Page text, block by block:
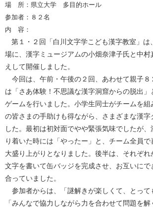
場 所：県立大学 多目的ホール
参加者：８２名
内 容：
第１・２回「白川文字学こども漢字教室」は
場に、漢字ミュージアムの小畑奈津子氏と中村
えして開催しました。
今回は、午前・午後の２回、あわせて親子８
は「さあ体験！不思議な漢字洞窟からの脱出」
ゲームを行いました。小学生同士がチームを
の皆さまの手助けも得ながら、さまざまな漢字
した。最初は初対面でやや緊張気味でしたが
り着いた時には「やったー」と、チーム全員で
大盛り上がりとなりました。後半は、それぞ
文字を書いて缶バッジを完成させ、お互いに
合っていました。
参加者からは、「謎解きが楽しくて、とって
「みんなで協力しながら力を合わせて問題を解